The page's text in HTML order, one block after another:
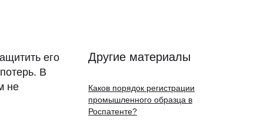
Другие материалы
Каков порядок регистрации
промышленного образца в
Роспатенте?
его
В
не